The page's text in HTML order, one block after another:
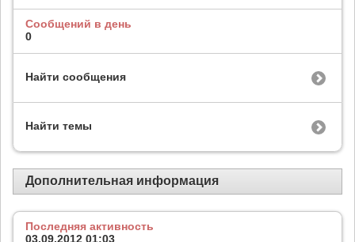
Сообщений в день
0
Найти сообщения
Найти темы
Дополнительная информация
Последняя активность
03.09.2012 01:03